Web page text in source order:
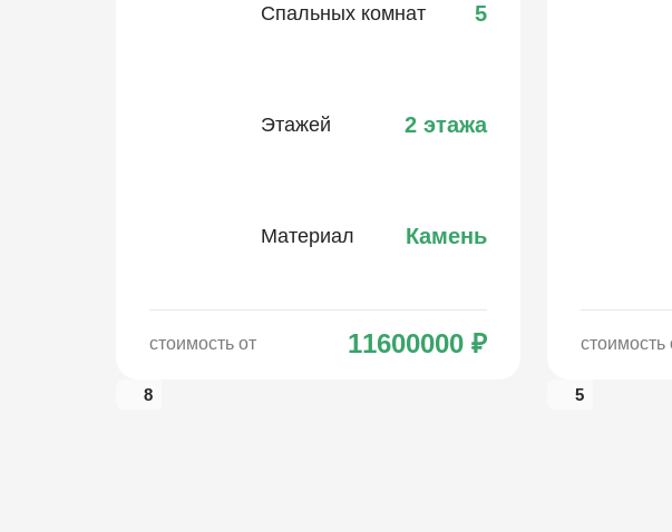
Спальных комнат 5
Этажей 2 этажа
Материал Камень
стоимость от 11600000 ₽
8
стоимость
5